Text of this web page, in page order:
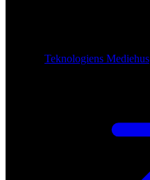
Teknologiens Mediehus